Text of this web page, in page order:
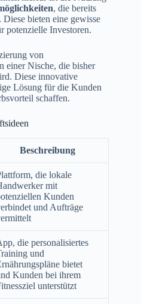
, die bereits
bieten eine gewisse
potenzielle Investoren.
von
einer Nische, die bisher
Diese innovative
Lösung für die Kunden
schaffen.
Beschreibung
die lokale
mit
Kunden
und Aufträge
die personalisiertes
und
bietet
Kunden bei ihrem
unterstützt